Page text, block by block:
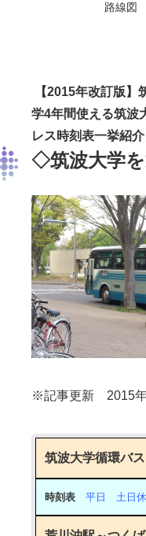
路線図
【2015年改訂版】
学4年間使える筑波
レス時刻表一挙紹介
◇筑波大学
※記事更新 2015年
筑波大学循環バス
時刻表 平日 土日休